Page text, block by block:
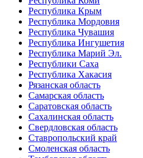
Республика Крым
Республика Мордовия
Республика Чувашия
Республика Ингушетия
Республика Марий Эл.
Республики Саха
Республика Хакасия
Рязанская область
Самарская область
Саратовская область
Сахалинская область
Свердловская область
Ставропольский край
Смоленская область